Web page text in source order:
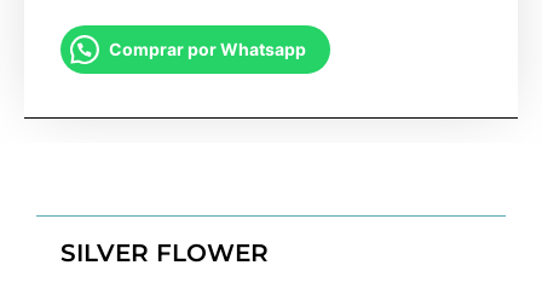
Comprar por Whatsapp
SILVER FLOWER